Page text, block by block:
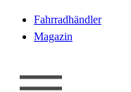
Fahrradhändler
Magazin